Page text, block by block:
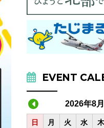
EVENT
2026年8月
日 月 火 水 木